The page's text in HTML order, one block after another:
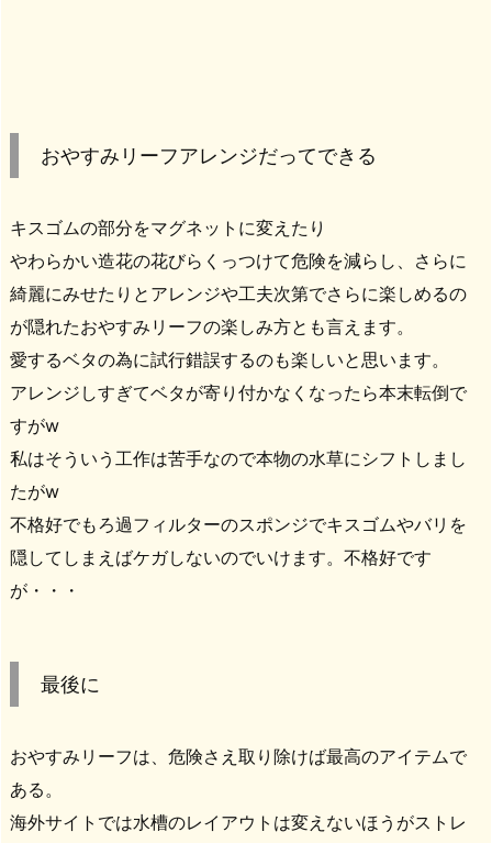
おやすみリーフアレンジだってできる
キスゴムの部分をマグネットに変えたり
やわらかい造花の花びらくっつけて危険を減らし、さらに
綺麗にみせたりとアレンジや工夫次第でさらに楽しめるの
が隠れたおやすみリーフの楽しみ方とも言えます。
愛するベタの為に試行錯誤するのも楽しいと思います。
アレンジしすぎてベタが寄り付かなくなったら本末転倒で
すがw
私はそういう工作は苦手なので本物の水草にシフトしまし
たがw
不格好でもろ過フィルターのスポンジでキスゴムやバリを
隠してしまえばケガしないのでいけます。不格好です
が・・・
最後に
おやすみリーフは、危険さえ取り除けば最高のアイテムで
ある。
海外サイトでは水槽のレイアウトは変えないほうがストレ